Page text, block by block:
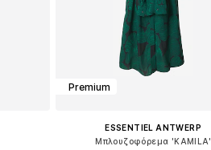
Premium
ESSENTIEL ANTWERP
Μπλουζοφόρεμα 'KAMILA'